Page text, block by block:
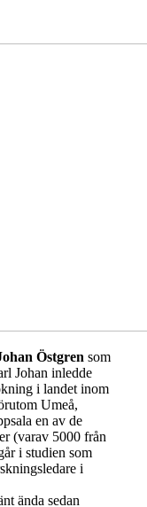
Östgren som
Johan inledde
i landet inom
Umeå,
en av de
(varav 5000 från
i studien som
i
ända sedan